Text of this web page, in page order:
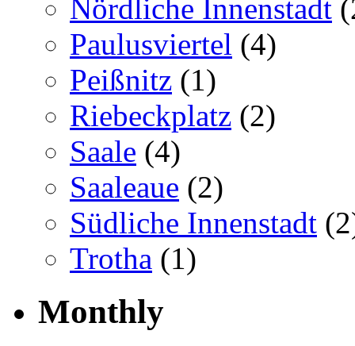
Nördliche Innenstadt
Paulusviertel (4)
Peißnitz (1)
Riebeckplatz (2)
Saale (4)
Saaleaue (2)
Südliche Innenstadt
Trotha (1)
Monthly